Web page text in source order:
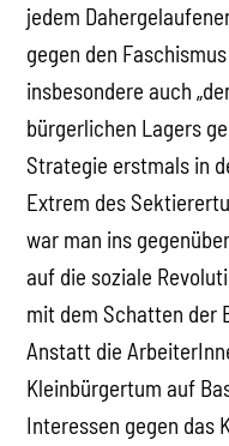
jedem
gegen den
insbesondere auch
bürgerlichen Lagers
Strategie erstmals in
Extrem des
war man ins
auf die soziale
mit dem Schatten der
Anstatt die
Kleinbürgertum auf
Interessen gegen das